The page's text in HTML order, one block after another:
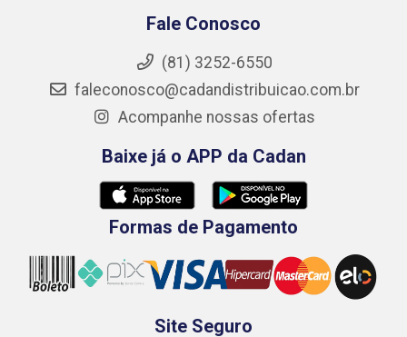
Fale Conosco
(81) 3252-6550
faleconosco@cadandistribuicao.com.br
Acompanhe nossas ofertas
Baixe já o APP da Cadan
Formas de Pagamento
Site Seguro